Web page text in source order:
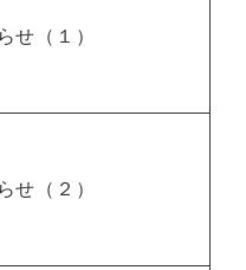
せ（１）
せ（２）